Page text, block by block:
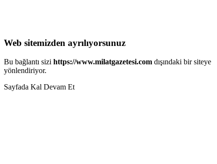
Web sitemizden ayrılıyorsunuz
Bu bağlantı sizi https://www.milatgazetesi.com dışındaki bir siteye
yönlendiriyor.
Sayfada Kal Devam Et